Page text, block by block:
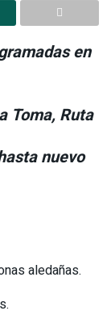
en
Toma, Ruta
nuevo
aledañas.